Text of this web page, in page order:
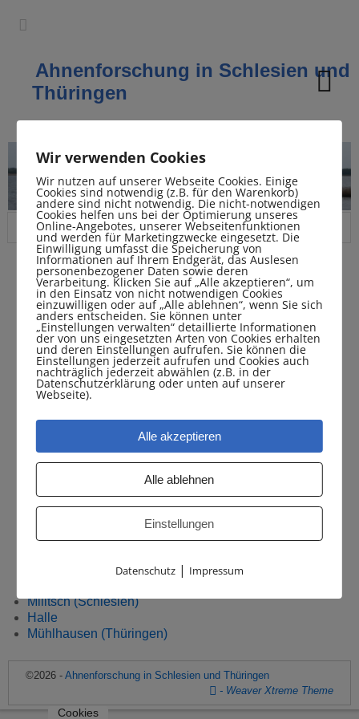
Ahnenforschung in Schlesien und
Thüringen
Forschungsgebiete
Hier erhalten Sie Informationen über meine
Forschungsgebiete auf dem Gebiet der Genealogie.
Ich forsche hauptsächlich in den Gebieten:
Dörfer Horsmar und Eigenrieden
Militschin Schlesien (östlicher Teil des Kreises Militsch-
zu Veranstaltungen und Veröffentlichungen des
Militsch (Schlesien)
Halle
Mühlhausen (Thüringen)
©2026 - Ahnenforschung in Schlesien und Thüringen
- Weaver Xtreme Theme
Cookies
Wir verwenden Cookies
Wir nutzen auf unserer Webseite Cookies. Einige
Cookies sind notwendig (z.B. für den Warenkorb)
andere sind nicht notwendig. Die nicht-notwendigen
Cookies helfen uns bei der Optimierung unseres
Online-Angebotes, unserer Webseitenfunktionen
und werden für Marketingzwecke eingesetzt. Die
Einwilligung umfasst die Speicherung von
Informationen auf Ihrem Endgerät, das Auslesen
personenbezogener Daten sowie deren
Verarbeitung. Klicken Sie auf „Alle akzeptieren“, um
in den Einsatz von nicht notwendigen Cookies
einzuwilligen oder auf „Alle ablehnen“, wenn Sie sich
anders entscheiden. Sie können unter
„Einstellungen verwalten“ detaillierte Informationen
der von uns eingesetzten Arten von Cookies erhalten
und deren Einstellungen aufrufen. Sie können die
Einstellungen jederzeit aufrufen und Cookies auch
nachträglich jederzeit abwählen (z.B. in der
Datenschutzerklärung oder unten auf unserer
Webseite).
Alle akzeptieren
Alle ablehnen
Einstellungen
Datenschutz| Impressum